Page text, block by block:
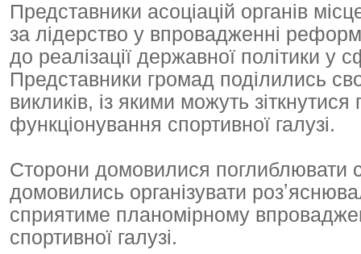
Представники асоціацій органів
за лідерство у впровадженні
до реалізації державної політики у
Представники громад поділились
викликів, із якими можуть
функціонування спортивної галузі.
Сторони домовилися поглиблювати
домовились організувати
сприятиме планомірному
спортивної галузі.